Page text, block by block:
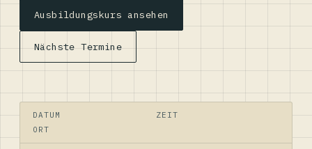
Ausbildungskurs ansehen
Nächste Termine
DATUM
ZEIT
ORT